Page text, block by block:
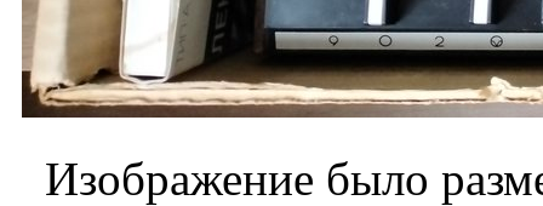
Изображение было